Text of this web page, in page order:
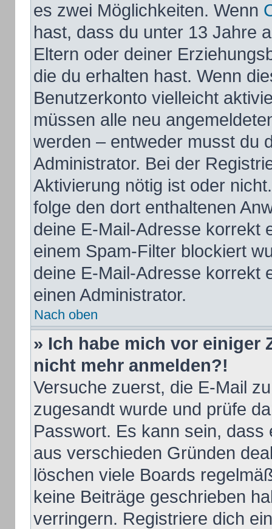
es zwei Möglichkeiten. Wenn
hast, dass du unter 13 Jahre
Eltern oder deiner
die du erhalten hast. Wenn
Benutzerkonto vielleicht
müssen alle neu
werden – entweder musst du
Administrator. Bei der
Aktivierung nötig ist oder
folge den dort enthaltenen
deine E-Mail-Adresse korrekt
einem Spam-Filter blockiert
deine E-Mail-Adresse korrekt
einen Administrator.
Nach oben
» Ich habe mich vor einiger
nicht mehr anmelden?!
Versuche zuerst, die E-Mail
zugesandt wurde und prüfe
Passwort. Es kann sein,
aus verschieden Gründen
löschen viele Boards
keine Beiträge geschrieben
verringern. Registriere dich